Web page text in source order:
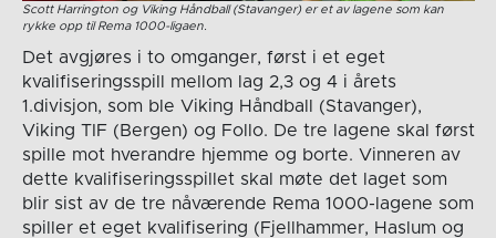
Scott Harrington og Viking Håndball (Stavanger) er et av lagene som kan
rykke opp til Rema 1000-ligaen.
Det avgjøres i to omganger, først i et eget
kvalifiseringsspill mellom lag 2,3 og 4 i årets
1.divisjon, som ble Viking Håndball (Stavanger),
Viking TIF (Bergen) og Follo. De tre lagene skal først
spille mot hverandre hjemme og borte. Vinneren av
dette kvalifiseringsspillet skal møte det laget som
blir sist av de tre nåværende Rema 1000-lagene som
spiller et eget kvalifisering (Fjellhammer, Haslum og